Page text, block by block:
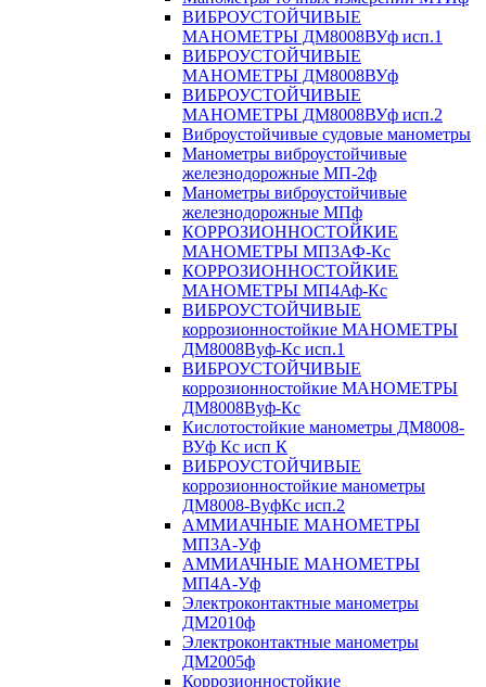
ВИБРОУСТОЙЧИВЫЕ
МАНОМЕТРЫ ДМ8008ВУф исп.1
ВИБРОУСТОЙЧИВЫЕ
МАНОМЕТРЫ ДМ8008ВУф
ВИБРОУСТОЙЧИВЫЕ
МАНОМЕТРЫ ДМ8008ВУф исп.2
Виброустойчивые судовые манометры
Манометры виброустойчивые
железнодорожные МП-2ф
Манометры виброустойчивые
железнодорожные МПф
КОРРОЗИОННОСТОЙКИЕ
МАНОМЕТРЫ МП3АФ-Кс
КОРРОЗИОННОСТОЙКИЕ
МАНОМЕТРЫ МП4Аф-Кс
ВИБРОУСТОЙЧИВЫЕ
коррозионностойкие МАНОМЕТРЫ
ДМ8008Вуф-Кс исп.1
ВИБРОУСТОЙЧИВЫЕ
коррозионностойкие МАНОМЕТРЫ
ДМ8008Вуф-Кс
Кислотостойкие манометры ДМ8008-
ВУф Кс исп К
ВИБРОУСТОЙЧИВЫЕ
коррозионностойкие манометры
ДМ8008-ВуфКс исп.2
АММИАЧНЫЕ МАНОМЕТРЫ
МП3А-Уф
АММИАЧНЫЕ МАНОМЕТРЫ
МП4А-Уф
Электроконтактные манометры
ДМ2010ф
Электроконтактные манометры
ДМ2005ф
Коррозионностойкие